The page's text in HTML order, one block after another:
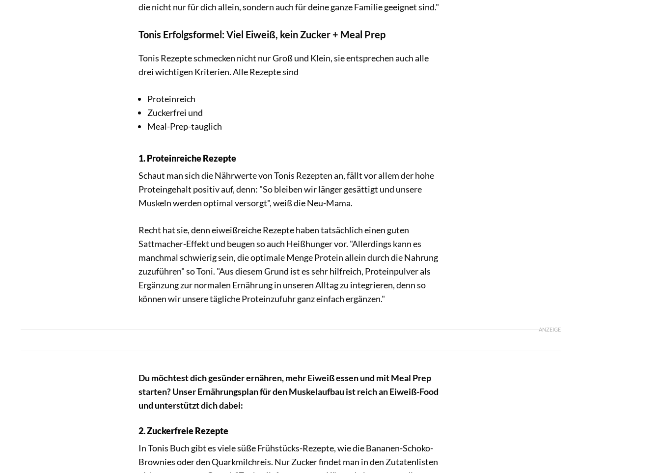
die nicht nur für dich allein, sondern auch für deine ganze Familie geeignet sind."
Tonis Erfolgsformel: Viel Eiweiß, kein Zucker + Meal Prep
Tonis Rezepte schmecken nicht nur Groß und Klein, sie entsprechen auch alle
drei wichtigen Kriterien. Alle Rezepte sind
Proteinreich
Zuckerfrei und
Meal-Prep-tauglich
1. Proteinreiche Rezepte
Schaut man sich die Nährwerte von Tonis Rezepten an, fällt vor allem der hohe
Proteingehalt positiv auf, denn: "So bleiben wir länger gesättigt und unsere
Muskeln werden optimal versorgt", weiß die Neu-Mama.
Recht hat sie, denn eiweißreiche Rezepte haben tatsächlich einen guten
Sattmacher-Effekt und beugen so auch Heißhunger vor. "Allerdings kann es
manchmal schwierig sein, die optimale Menge Protein allein durch die Nahrung
zuzuführen" so Toni. "Aus diesem Grund ist es sehr hilfreich, Proteinpulver als
Ergänzung zur normalen Ernährung in unseren Alltag zu integrieren, denn so
können wir unsere tägliche Proteinzufuhr ganz einfach ergänzen."
ANZEIGE
Du möchtest dich gesünder ernähren, mehr Eiweiß essen und mit Meal Prep
starten? UnserErnährungsplanfür den Muskelaufbau ist reich an Eiweiß-Food
und unterstützt dich dabei:
2. Zuckerfreie Rezepte
In Tonis Buch gibt es viele süße Frühstücks-Rezepte, wie die Bananen-Schoko-
Brownies oder den Quarkmilchreis. Nur Zucker findet man in den Zutatenlisten